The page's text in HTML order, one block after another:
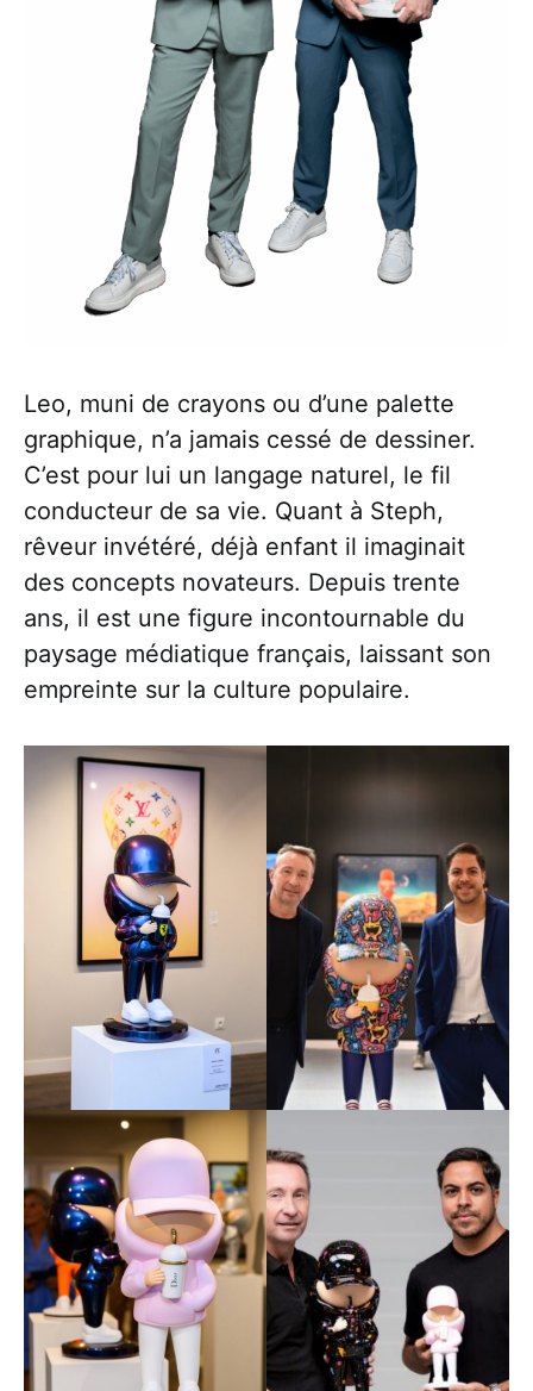
Leo, muni de crayons ou d’une palette
graphique, n’a jamais cessé de dessiner.
C’est pour lui un langage naturel, le fil
conducteur de sa vie. Quant à Steph,
rêveur invétéré, déjà enfant il imaginait
des concepts novateurs. Depuis trente
ans, il est une figure incontournable du
paysage médiatique français, laissant son
empreinte sur la culture populaire.